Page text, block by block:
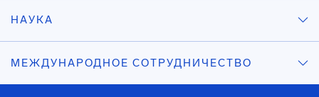
НАУКА
МЕЖДУНАРОДНОЕ СОТРУДНИЧЕСТВО